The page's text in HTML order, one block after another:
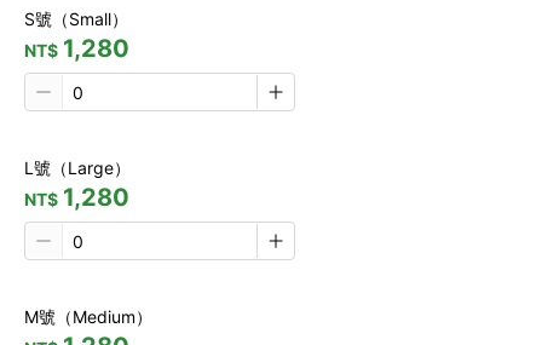
S號（Small）
NT$ 1,280
L號（Large）
NT$ 1,280
M號（Medium）